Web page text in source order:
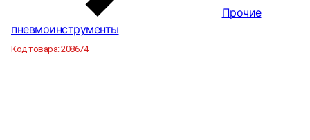
Прочие
пневмоинструменты
Код товара:208674